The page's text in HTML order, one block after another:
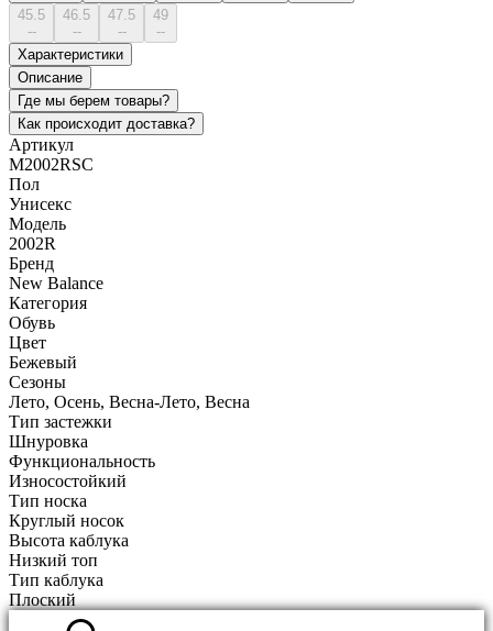
45.5
--
46.5
--
47.5
--
49
--
Характеристики
Описание
Где мы берем товары?
Как происходит доставка?
Артикул
M2002RSC
Пол
Унисекс
Модель
2002R
Бренд
New Balance
Категория
Обувь
Цвет
Бежевый
Сезоны
Лето, Осень, Весна-Лето, Весна
Тип застежки
Шнуровка
Функциональность
Износостойкий
Тип носка
Круглый носок
Высота каблука
Низкий топ
Тип каблука
Плоский